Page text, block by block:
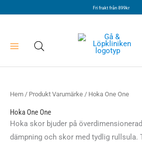
Fri frakt från 899kr
Hem / Produkt Varumärke / Hoka One One
Hoka One One
Hoka skor bjuder på
dämpning och skor med tydlig rullsula.